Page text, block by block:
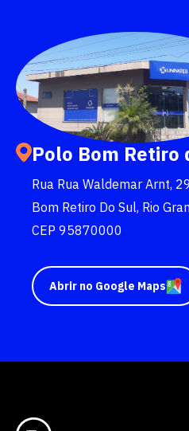
Polo Bom Retiro
Rua Rua Waldemar Arnt,
Bom Retiro Do Sul, Rio
CEP 95870000
Abrir no Google Maps
quer
vagas para
vagas a partir do